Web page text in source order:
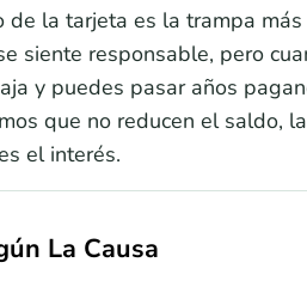
de la tarjeta es la trampa
siente responsable, pero
y puedes pasar años
que no reducen el saldo,
el interés.
La Causa